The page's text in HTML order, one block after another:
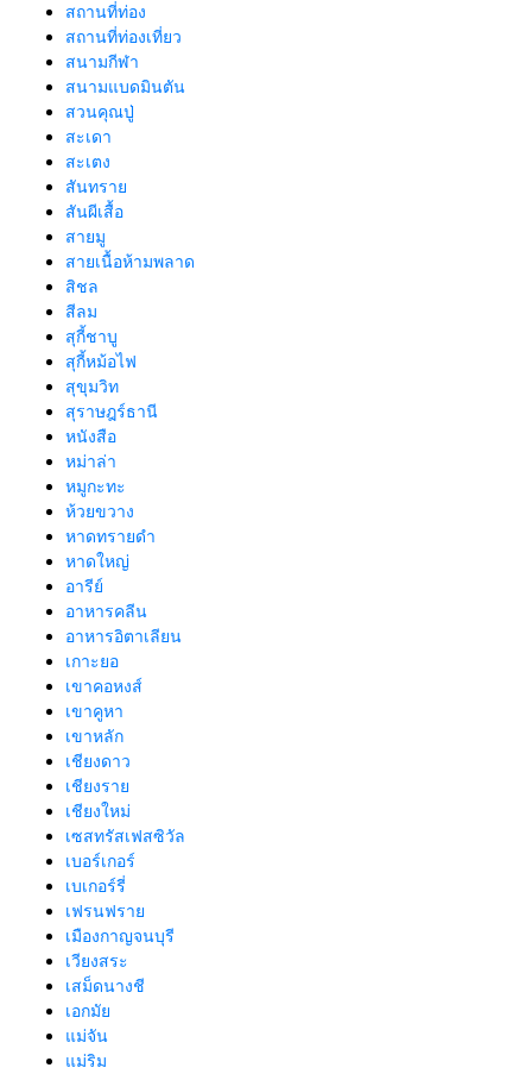
สถานที่ท่อง
สถานที่ท่องเที่ยว
สนามกีฬา
สนามแบดมินตัน
สวนคุณปู่
สะเดา
สะเตง
สันทราย
สันผีเสื้อ
สายมู
สายเนื้อห้ามพลาด
สิชล
สีลม
สุกี้ชาบู
สุกี้หม้อไฟ
สุขุมวิท
สุราษฎร์ธานี
หนังสือ
หม่าล่า
หมูกะทะ
ห้วยขวาง
หาดทรายดำ
หาดใหญ่
อารีย์
อาหารคลีน
อาหารอิตาเลียน
เกาะยอ
เขาคอหงส์
เขาคูหา
เขาหลัก
เชียงดาว
เชียงราย
เชียงใหม่
เซสทรัสเฟสซิวัล
เบอร์เกอร์
เบเกอร์รี่
เฟรนฟราย
เมืองกาญจนบุรี
เวียงสระ
เสม็ดนางชี
เอกมัย
แม่จัน
แม่ริม